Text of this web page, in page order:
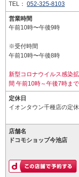
TEL： 052-325-8103
営業時間
午前10時〜午後9時
※受付時間
午前10時〜午後8時
新型コロナウイルス感染
間 午前10時～午後7時ま
定休日
イオンタウン千種店の定
店舗名
ドコモショップ今池店